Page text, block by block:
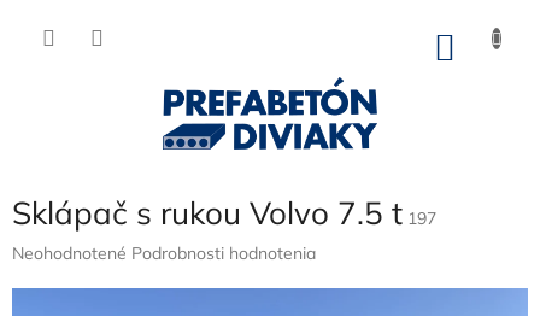
Sklápač s rukou Volvo 7.5 t 197
Priemerné
Neohodnotené Podrobnosti hodnotenia